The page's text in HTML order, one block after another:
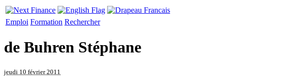
Emploi Formation Rechercher
de Buhren Stéphane
jeudi 10 février 2011